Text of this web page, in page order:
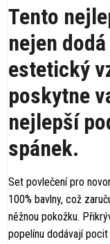
Tento
nejen
estetický
poskytne
nejlepší
spánek.
Set povlečení pro
100% bavlny, což
něžnou pokožku.
popelínu dodávají